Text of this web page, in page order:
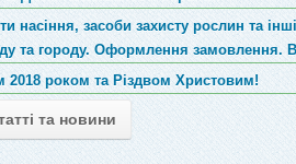
насіння, засоби захисту рослин та
та городу. Оформлення замовлення.
2018 роком та Різдвом Христовим!
та новини